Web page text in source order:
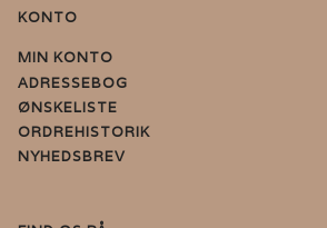
KONTO
MIN KONTO
ADRESSEBOG
ØNSKELISTE
ORDREHISTORIK
NYHEDSBREV